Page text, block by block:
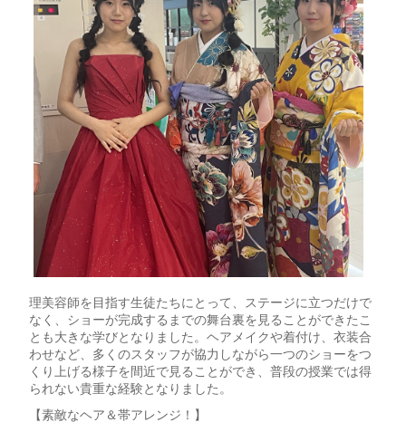
理美容師を目指す生徒たちにとって、ステージに立つだけで
なく、ショーが完成するまでの舞台裏を見ることができたこ
とも大きな学びとなりました。ヘアメイクや着付け、衣装合
わせなど、多くのスタッフが協力しながら一つのショーをつ
くり上げる様子を間近で見ることができ、普段の授業では得
られない貴重な経験となりました。
【素敵なヘア＆帯アレンジ！】